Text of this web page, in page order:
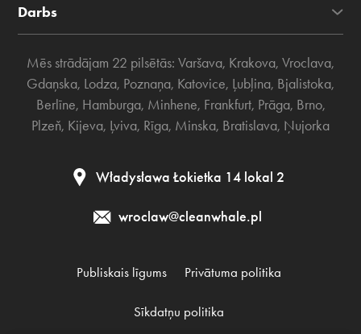
Darbs
Mēs strādājam 22 pilsētās: Varšava, Krakova, Vroclava,
Gdaņska, Lodza, Poznaņa, Katovice, Ļubļina, Bjalistoka,
Berlīne, Hamburga, Minhene, Frankfurt, Prāga, Brno,
Plzeň, Kijeva, Ļviva, Rīga, Minska, Bratislava, Ņujorka
Władysława Łokietka 14 lokal 2
wroclaw@cleanwhale.pl
Publiskais līgums Privātuma politika
Sīkdatņu politika